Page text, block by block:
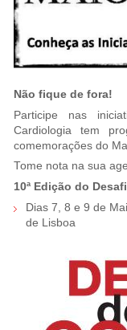
Não fique de fora!
Participe nas
Cardiologia tem
comemorações do
Tome nota na sua
10ª Edição do
Dias 7, 8 e 9 de
de Lisboa